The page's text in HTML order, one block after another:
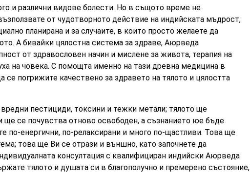
и различни видове болести. Но в същото време не
от чудотворното действие на индийската мъдрост,
планирана и за случаите, в които просто желаете да
А бивайки цялостна система за здраве, Аюрведа
от здравословен начин и мислене за живота, терапия на
на човека. С помощта именно на тази древна медицина в
погрижите качествено за здравето на тялото и цялостта
пестициди, токсини и тежки метали; тялото ще
ще се почувства отново освободен, а съзнанието юе бъде
по-енергични, по-релаксирани и много по-щастливи. Това ще
това ще Ви се отрази и външно, като започнете да
консултация с квалифициран индийски Аюрведа
тялото и душата си в благополучно и премерено състояние,